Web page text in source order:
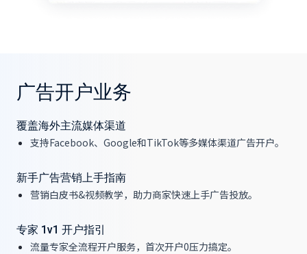
广告开户业务
覆盖海外主流媒体渠道
支持Facebook、Google和TikTok等多媒体渠道广告开户。
新手广告营销上手指南
营销白皮书&视频教学，助力商家快速上手广告投放。
专家 1v1 开户指引
流量专家全流程开户服务，首次开户0压力搞定。